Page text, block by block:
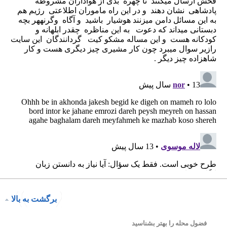
برگشت به بالا
فضول محله را بهتر بشناسید